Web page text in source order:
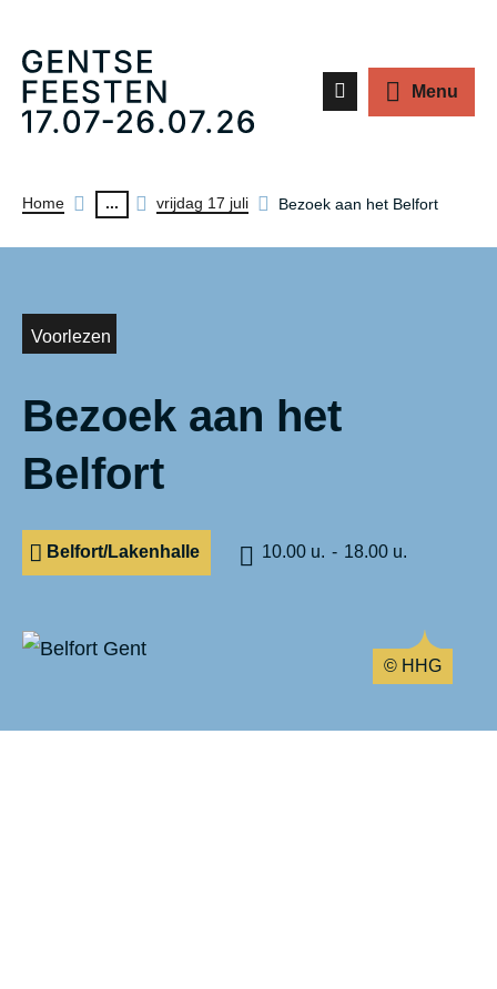
Menu
Kruimelpad
Home ... vrijdag 17 juli Bezoek aan het Belfort
Voorlezen
Bezoek aan het
Belfort
Belfort/Lakenhalle 10.00 u. 18.00 u.
© HHG